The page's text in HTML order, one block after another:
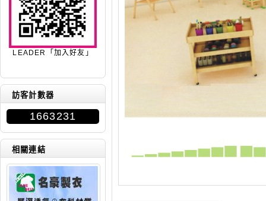
LEADER「加入好友」
訪客計數器
1663231
相關連結